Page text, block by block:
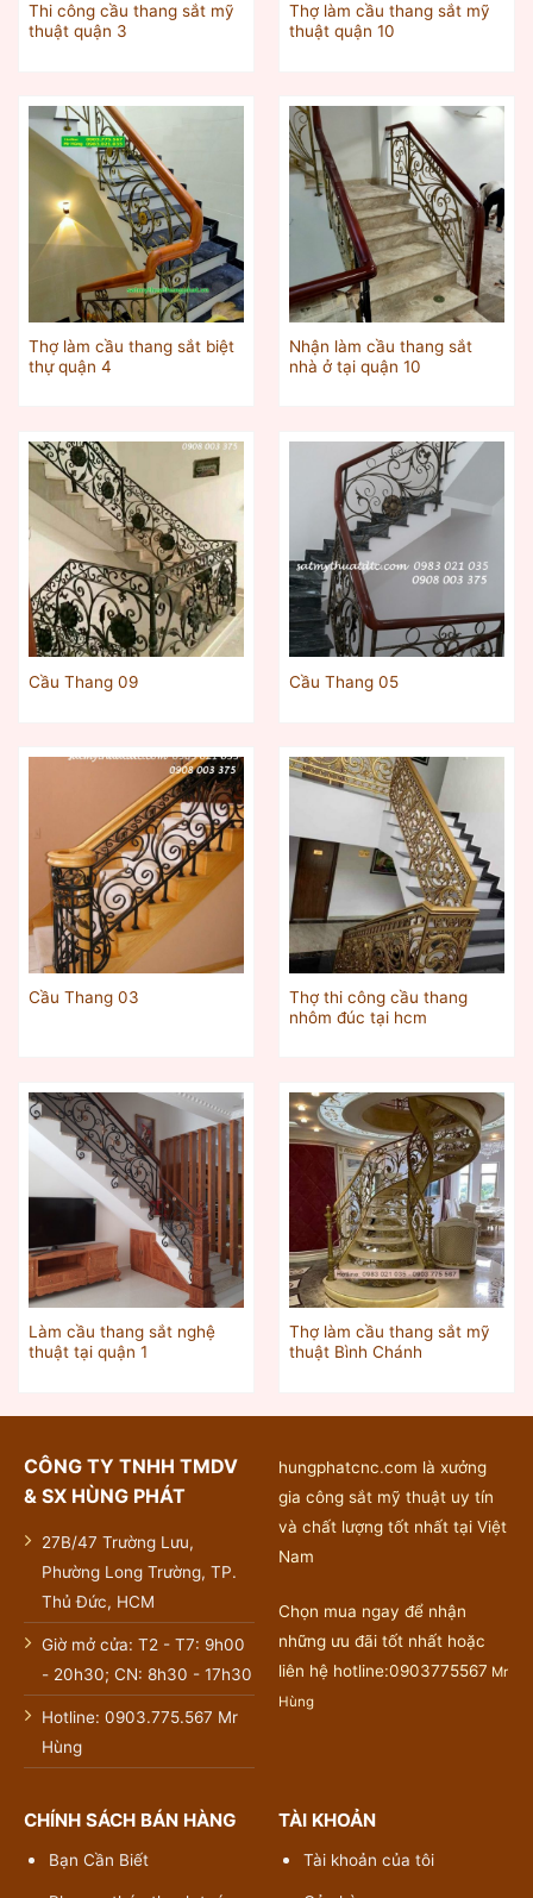
Thi công cầu thang sắt mỹ
thuật quận 3
Thợ làm cầu thang sắt mỹ
thuật quận 10
Thợ làm cầu thang sắt biệt
thự quận 4
Nhận làm cầu thang sắt
nhà ở tại quận 10
Cầu Thang 09 Cầu Thang 05
Cầu Thang 03
Thợ thi công cầu thang
nhôm đúc tại hcm
Làm cầu thang sắt nghệ
thuật tại quận 1
Thợ làm cầu thang sắt mỹ
thuật Bình Chánh
CÔNG TY TNHH TMDV
& SX HÙNG PHÁT
27B/47 Trường Lưu,
Phường Long Trường, TP.
Thủ Đức, HCM
Giờ mở cửa: T2 - T7: 9h00
- 20h30; CN: 8h30 - 17h30
Hotline: 0903.775.567 Mr
Hùng
hungphatcnc.com là xưởng
gia công sắt mỹ thuật uy tín
và chất lượng tốt nhất tại Việt
Nam
Chọn mua ngay để nhận
những ưu đãi tốt nhất hoặc
liên hệ hotline:0903775567 Mr
Hùng
CHÍNH SÁCH BÁN HÀNG
Bạn Cần Biết
TÀI KHOẢN
Tài khoản của tôi